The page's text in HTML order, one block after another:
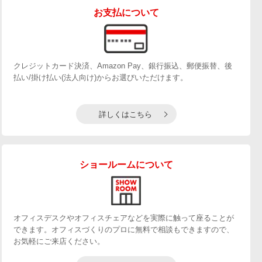
お支払について
クレジットカード決済、Amazon Pay、銀行振込、郵便振替、後
払い/掛け払い(法人向け)からお選びいただけます。
詳しくはこちら
ショールームについて
オフィスデスクやオフィスチェアなどを実際に触って座ることが
できます。オフィスづくりのプロに無料で相談もできますので、
お気軽にご来店ください。